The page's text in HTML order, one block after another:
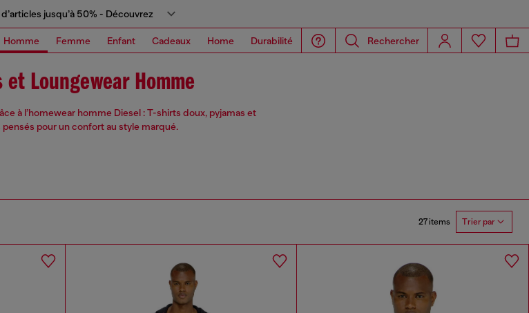
jusqu’à 50% - Découvrez
Homme Femme Enfant Cadeaux Home Durabilité Rechercher
et Loungewear Homme
à l’homewear homme Diesel : T-shirts doux, pyjamas et
pour un confort au style marqué.
27 items Trier par